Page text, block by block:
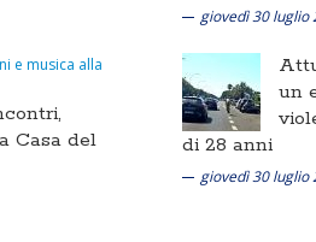
giovedì 30 luglio
Casa del
un
di 28 anni
giovedì 30 luglio